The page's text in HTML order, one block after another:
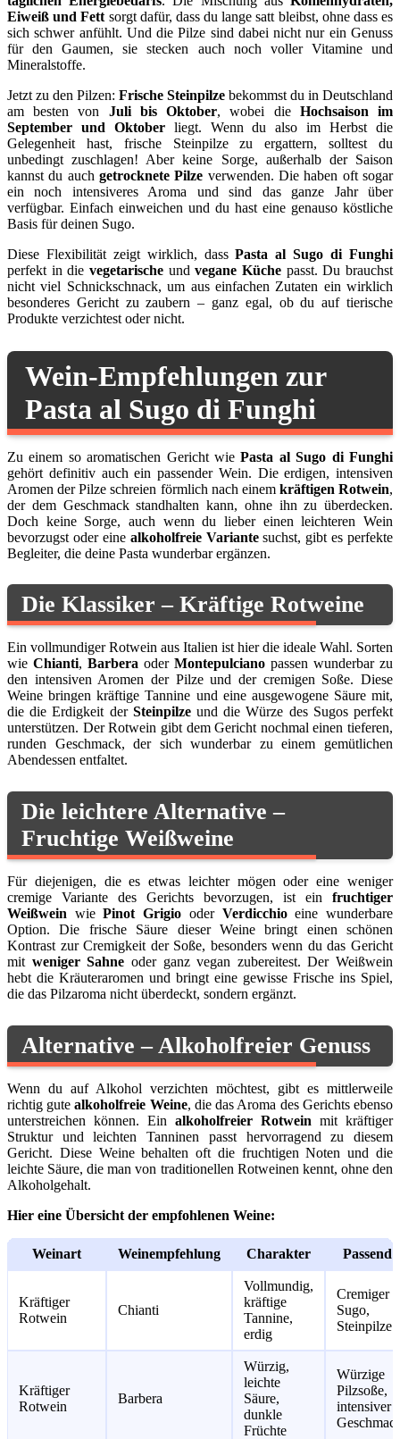
Eiweiß und Fett sorgt dafür, dass du lange satt bleibst, ohne dass es
sich schwer anfühlt. Und die Pilze sind dabei nicht nur ein Genuss
für den Gaumen, sie stecken auch noch voller Vitamine und
Mineralstoffe.
Jetzt zu den Pilzen: Frische Steinpilze bekommst du in Deutschland
am besten von Juli bis Oktober, wobei die Hochsaison im
September und Oktoberliegt. Wenn du also im Herbst die
Gelegenheit hast, frische Steinpilze zu ergattern, solltest du
unbedingt zuschlagen! Aber keine Sorge, außerhalb der Saison
kannst du auch getrocknete Pilze verwenden. Die haben oft sogar
ein noch intensiveres Aroma und sind das ganze Jahr über
verfügbar. Einfach einweichen und du hast eine genauso köstliche
Basis für deinen Sugo.
Diese Flexibilität zeigt wirklich, dassPasta al Sugo di Funghi
perfekt in die vegetarische undvegane Küche passt. Du brauchst
nicht viel Schnickschnack, um aus einfachen Zutaten ein wirklich
besonderes Gericht zu zaubern – ganz egal, ob du auf tierische
Produkte verzichtest oder nicht.
Wein-Empfehlungen zur
Pasta al Sugo di Funghi
Zu einem so aromatischen Gericht wiePasta al Sugo di Funghi
gehört definitiv auch ein passender Wein. Die erdigen, intensiven
Aromen der Pilze schreien förmlich nach einem kräftigen Rotwein,
der dem Geschmack standhalten kann, ohne ihn zu überdecken.
Doch keine Sorge, auch wenn du lieber einen leichteren Wein
bevorzugst oder eine alkoholfreie Variantesuchst, gibt es perfekte
Begleiter, die deine Pasta wunderbar ergänzen.
Die Klassiker – Kräftige Rotweine
Ein vollmundiger Rotwein aus Italien ist hier die ideale Wahl. Sorten
wie Chianti, Barbera oder Montepulciano passen wunderbar zu
den intensiven Aromen der Pilze und der cremigen Soße. Diese
Weine bringen kräftige Tannine und eine ausgewogene Säure mit,
die die Erdigkeit der Steinpilzeund die Würze des Sugos perfekt
unterstützen. Der Rotwein gibt dem Gericht nochmal einen tieferen,
runden Geschmack, der sich wunderbar zu einem gemütlichen
Abendessen entfaltet.
Die leichtere Alternative –
Fruchtige Weißweine
Für diejenigen, die es etwas leichter mögen oder eine weniger
cremige Variante des Gerichts bevorzugen, ist ein fruchtiger
Weißwein wiePinot Grigio oder Verdicchioeine wunderbare
Option. Die frische Säure dieser Weine bringt einen schönen
Kontrast zur Cremigkeit der Soße, besonders wenn du das Gericht
mit weniger Sahne oder ganz vegan zubereitest. Der Weißwein
hebt die Kräuteraromen und bringt eine gewisse Frische ins Spiel,
die das Pilzaroma nicht überdeckt, sondern ergänzt.
Alternative – Alkoholfreier Genuss
Wenn du auf Alkohol verzichten möchtest, gibt es mittlerweile
richtig gutealkoholfreie Weine, die das Aroma des Gerichts ebenso
unterstreichen können. Ein alkoholfreier Rotwein mit kräftiger
Struktur und leichten Tanninen passt hervorragend zu diesem
Gericht. Diese Weine behalten oft die fruchtigen Noten und die
leichte Säure, die man von traditionellen Rotweinen kennt, ohne den
Alkoholgehalt.
Hier eine Übersicht der empfohlenen Weine:
Weinart Weinempfehlung Charakter Passend
Kräftiger
Rotwein
Chianti
Vollmundig,
kräftige
Tannine,
erdig
Cremiger
Sugo,
Steinpilze
Kräftiger
Rotwein
Barbera
Würzig,
leichte
Säure,
dunkle
Früchte
Würzige
Pilzsoße,
intensiver